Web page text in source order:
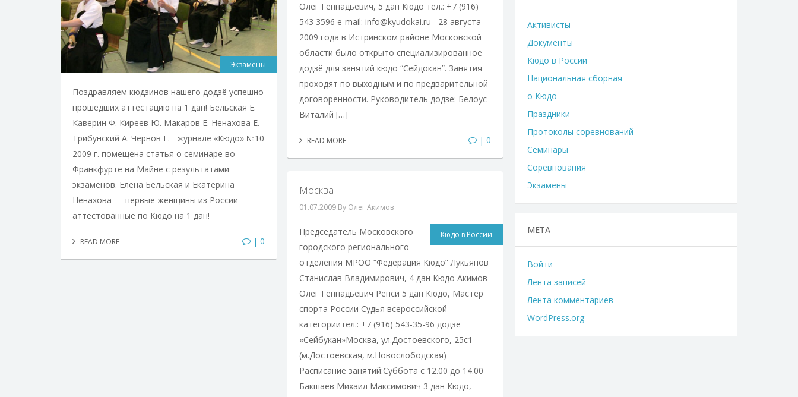
Экзамены
Поздравляем кюдзинов нашего додзё успешно
прошедших аттестацию на 1 дан! Бельская Е.
Каверин Ф. Киреев Ю. Макаров Е. Ненахова Е.
Трибунский А. Чернов Е. журнале «Кюдо» №10
2009 г. помещена статья о семинаре во
Франкфурте на Майне с результатами
экзаменов. Елена Бельская и Екатерина
Ненахова — первые женщины из России
аттестованные по Кюдо на 1 дан!
READ MORE | 0
Олег Геннадьевич, 5 дан Кюдо тел.: +7 (916)
543 3596 e-mail: info@kyudokai.ru 28 августа
2009 года в Истринском районе Московской
области было открыто специализированное
додзё для занятий кюдо “Сейдокан”. Занятия
проходят по выходным и по предварительной
договоренности. Руководитель додзе: Белоус
Виталий […]
READ MORE | 0
Москва
01.07.2009 By Олег Акимов
Кюдо в России
Председатель Московского
городского регионального
отделения МРОО “Федерация Кюдо” Лукьянов
Станислав Владимирович, 4 дан Кюдо Акимов
Олег Геннадьевич Ренси 5 дан Кюдо, Мастер
спорта России Судья всероссийской
категориител.: +7 (916) 543-35-96 додзе
«Сейбукан»Москва, ул.Достоевского, 25с1
(м.Достоевская, м.Новослободская)
Расписание занятий:Суббота с 12.00 до 14.00
Бакшаев Михаил Максимович 3 дан Кюдо,
Активисты
Документы
Кюдо в России
Национальная сборная
о Кюдо
Праздники
Протоколы соревнований
Семинары
Соревнования
Экзамены
МЕТА
Войти
Лента записей
Лента комментариев
WordPress.org